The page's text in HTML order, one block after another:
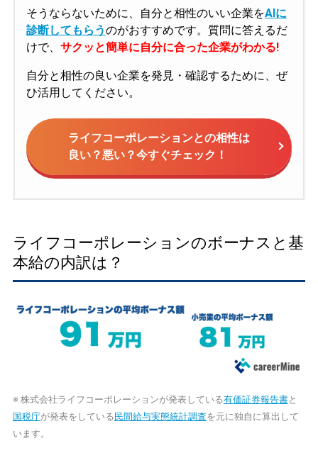
そうならないために、自分と相性のいい企業をAIに
診断してもらうのがおすすめです。質問に答えるだ
けで、 サクッと簡単に自分に合った企業がわかる!
自分と相性の良い企業を発見・確認するために、ぜ
ひ活用してください。
ライフコーポレーションとの相性は
良い？悪い？今すぐチェック！
ライフコーポレーションのボーナスと基
本給の内訳は？
※ 株式会社ライフコーポレーションが発表している有価証券報告書と
国税庁が発表をしている 民間給与実態統計調査を元に独自に算出して
います。